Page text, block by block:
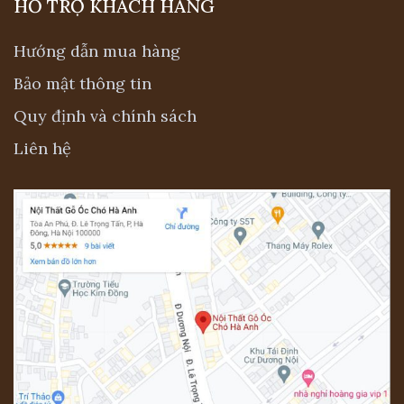
Ngay cả khi xét về giá cả thì bàn ghế ăn tân
cổ điển vẫn là sản phẩm nội thất cao cấp.
Bộ bàn ghế ăn tân cổ điển có giá trên 10
triệu. Đặc biệt, chi phí của bàn ăn nhập
khẩu sẽ tăng giá.
Phân loại bàn ghế tân cổ điển
Bàn ăn tròn tân cổ điển
Bạn có thể thấy rằng ứng dụng hình tròn đã
được người Việt Nam sử dụng từ lâu. Chính
vì vậy bàn ăn hình tròn rất được người Việt
ưa chuộng. Bàn ăn tròn tân cổ điển được
lấy cảm hứng từ quan niệm truyền thống về
HỖ TRỢ KHÁCH HÀNG
Hướng dẫn mua hàng
Bảo mật thông tin
Quy định và chính sách
Liên hệ